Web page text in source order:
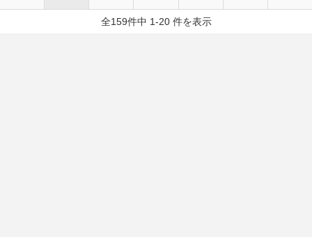
全159件中 1-20 件を表示